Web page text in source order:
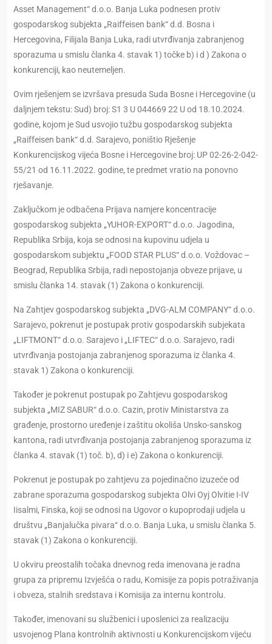
Asset Management“ d.o.o. Banja Luka podnesen protiv
gospodarskog subjekta „Raiffeisen bank“ d.d. Bosna i
Hercegovina, Filijala Banja Luka, radi utvrđivanja zabranjenog
sporazuma u smislu članka 4. stavak 1) točke b) i d ) Zakona o
konkurenciji, kao neutemeljen.
Ovim rješenjem se izvršava presuda Suda Bosne i Hercegovine (u
daljnjem tekstu: Sud) broj: S1 3 U 044669 22 U od 18.10.2024.
godine, kojom je Sud usvojio tužbu gospodarskog subjekta
„Raiffeisen bank“ d.d. Sarajevo, poništio Rješenje
Konkurencijskog vijeća Bosne i Hercegovine broj: UP 02-26-2-042-
55/21 od 16.11.2022. godine, te predmet vratio na ponovno
rješavanje.
Zaključkom je odbačena Prijava namjere koncentracije
gospodarskog subjekta „YUHOR-EXPORT“ d.o.o. Jagodina,
Republika Srbija, koja se odnosi na kupovinu udjela u
gospodarskom subjektu „FOOD STAR PLUS“ d.o.o. Voždovac –
Beograd, Republika Srbija, radi nepostojanja obveze prijave, u
smislu članka 14. stavak (1) Zakona o konkurenciji.
Na Zahtjev gospodarskog subjekta „DVG-ALM COMPANY“ d.o.o.
Sarajevo, pokrenut je postupak protiv gospodarskih subjekata
„LIFTMONT“ d.o.o. Sarajevo i „LIFTEC“ d.o.o. Sarajevo, radi
utvrđivanja postojanja zabranjenog sporazuma iz članka 4.
stavak 1) Zakona o konkurenciji.
Također je pokrenut postupak po Zahtjevu gospodarskog
subjekta „MIZ SABUR“ d.o.o. Cazin, protiv Ministarstva za
građenje, prostorno uređenje i zaštitu okoliša Unsko-sanskog
kantona, radi utvrđivanja postojanja zabranjenog sporazuma iz
članka 4. stavak (1) toč. b), d) i e) Zakona o konkurenciji.
Pokrenut je postupak po zahtjevu za pojedinačno izuzeće od
zabrane sporazuma gospodarskog subjekta Olvi Oyj Olvitie I-IV
Iisalmi, Finska, koji se odnosi na Ugovor o kupoprodaji udjela u
društvu „Banjalučka pivara“ d.o.o. Banja Luka, u smislu članka 5.
stavak (1) Zakona o konkurenciji.
U okviru preostalih točaka dnevnog reda imenovana je radna
grupa za pripremu Izvješća o radu, Komisije za popis potraživanja
i obveza, stalnih sredstava i Komisija za internu kontrolu.
Također, imenovani su službenici i uposlenici za realizaciju
usvojenog Plana kontrolnih aktivnosti u Konkurencijskom vijeću